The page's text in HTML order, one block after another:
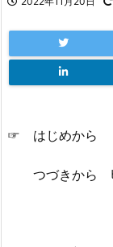
☞ はじめから
つづきから